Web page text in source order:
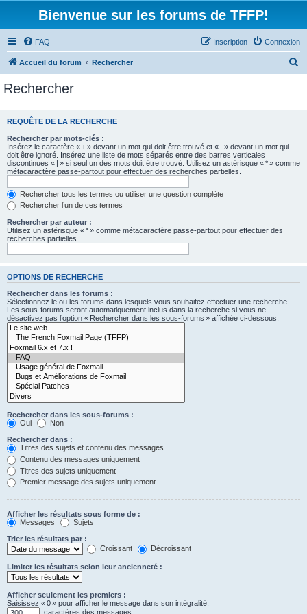
Bienvenue sur les forums de TFFP!
FAQ Connexion
Inscription
Accueil du forum Rechercher
e
Rechercher
REQUÊTE DE LA RECHERCHE
Rechercher par mots-clés :
Insérez le caractère « + » devant un mot qui doit être trouvé et « - » devant un mot qui
doit être ignoré. Insérez une liste de mots séparés entre des barres verticales
discontinues « | » si seul un des mots doit être trouvé. Utilisez un astérisque « * » comme
métacaractère passe-partout pour effectuer des recherches partielles.
Rechercher tous les termes ou utiliser une question complète
Rechercher l’un de ces termes
Rechercher par auteur :
Utilisez un astérisque « * » comme métacaractère passe-partout pour effectuer des
recherches partielles.
OPTIONS DE RECHERCHE
Rechercher dans les forums :
Sélectionnez le ou les forums dans lesquels vous souhaitez effectuer une recherche.
Les sous-forums seront automatiquement inclus dans la recherche si vous ne
désactivez pas l’option « Rechercher dans les sous-forums » affichée ci-dessous.
Rechercher dans les sous-forums :
Oui
Non
Rechercher dans :
Titres des sujets et contenu des messages
Contenu des messages uniquement
Titres des sujets uniquement
Premier message des sujets uniquement
Afficher les résultats sous forme de :
Messages
Sujets
Trier les résultats par :
Croissant
Décroissant
Limiter les résultats selon leur ancienneté :
Afficher seulement les premiers :
Saisissez « 0 » pour afficher le message dans son intégralité.
caractères des messages